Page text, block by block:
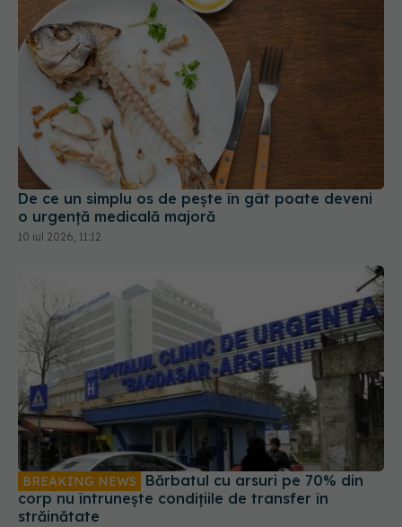
De ce un simplu os de pește în gât poate deveni
o urgență medicală majoră
10 iul 2026, 11:12
BREAKING NEWS
corp nu întrunește condițiile de transfer în
străinătate